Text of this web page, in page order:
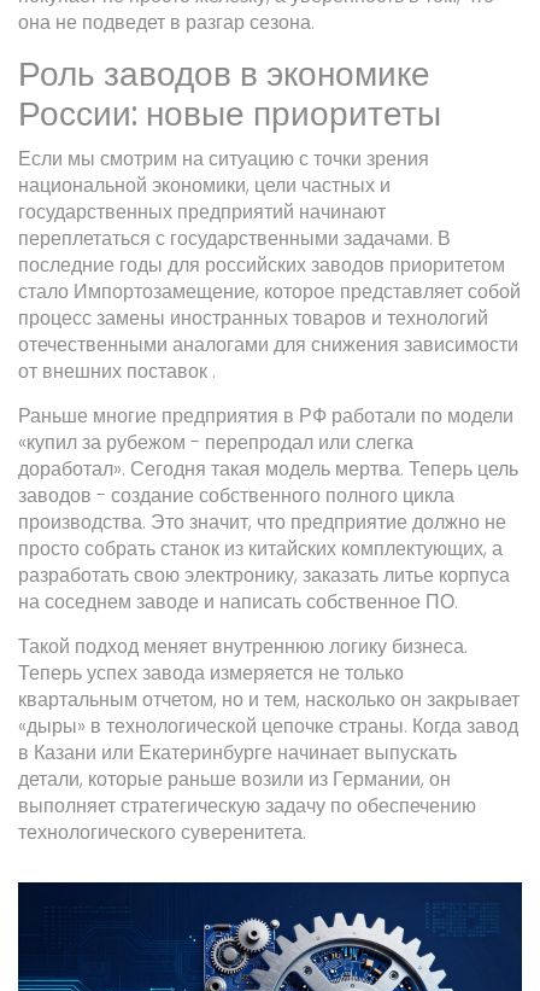
она не подведет в разгар сезона.
Роль заводов в экономике
России: новые приоритеты
Если мы смотрим на ситуацию с точки зрения
национальной экономики, цели частных и
государственных предприятий начинают
переплетаться с государственными задачами. В
последние годы для российских заводов приоритетом
стало Импортозамещение, которое представляет собой
процесс замены иностранных товаров и технологий
отечественными аналогами для снижения зависимости
от внешних поставок .
Раньше многие предприятия в РФ работали по модели
«купил за рубежом - перепродал или слегка
доработал». Сегодня такая модель мертва. Теперь цель
заводов - создание собственного полного цикла
производства. Это значит, что предприятие должно не
просто собрать станок из китайских комплектующих, а
разработать свою электронику, заказать литье корпуса
на соседнем заводе и написать собственное ПО.
Такой подход меняет внутреннюю логику бизнеса.
Теперь успех завода измеряется не только
квартальным отчетом, но и тем, насколько он закрывает
«дыры» в технологической цепочке страны. Когда завод
в Казани или Екатеринбурге начинает выпускать
детали, которые раньше возили из Германии, он
выполняет стратегическую задачу по обеспечению
технологического суверенитета.